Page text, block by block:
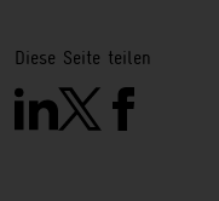
Diese Seite teilen